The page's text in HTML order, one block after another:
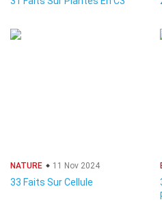
NATURE 11 Nov 2024
33 Faits Sur Cellule